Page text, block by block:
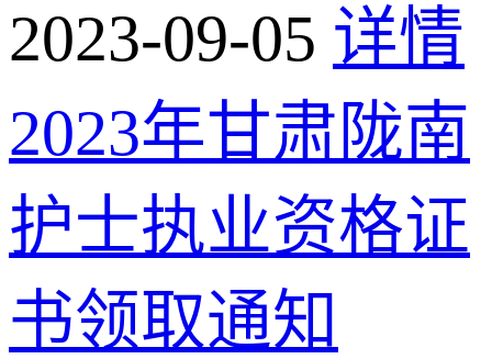
2023-09-05 详情
2023年甘肃陇南
护士执业资格证
书领取通知